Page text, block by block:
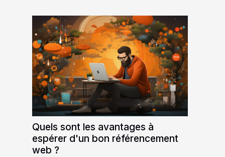
Quels sont les avantages à
espérer d'un bon référencement
web ?